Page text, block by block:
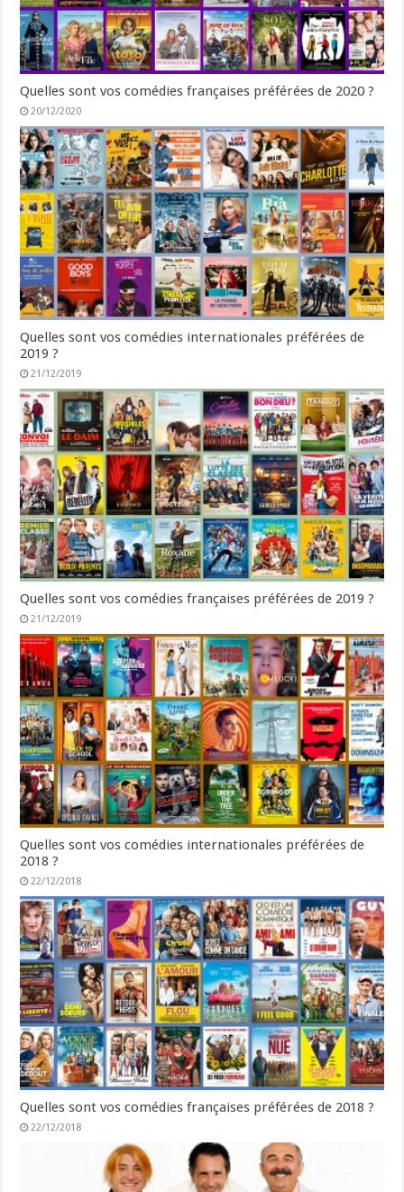
Quelles sont vos comédies françaises préférées de 2020 ?
20/12/2020
Quelles sont vos comédies internationales préférées de
2019 ?
21/12/2019
Quelles sont vos comédies françaises préférées de 2019 ?
21/12/2019
Quelles sont vos comédies internationales préférées de
2018 ?
22/12/2018
Quelles sont vos comédies françaises préférées de 2018 ?
22/12/2018